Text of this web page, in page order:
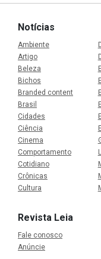
Notícias
Ambiente
Artigo
Beleza
Bichos
Branded content
Brasil
Cidades
Ciência
Cinema
Comportamento
Cotidiano
Crônicas
Cultura
Revista Leia
Fale conosco
Anúncie